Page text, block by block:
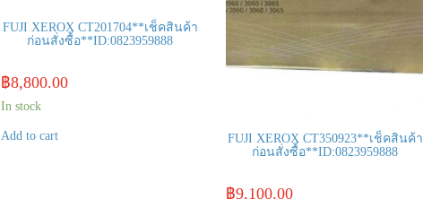
FUJI XEROX CT201704**เช็คสินค้า
ก่อนสั่งซื้อ**ID:0823959888
฿8,800.00
In stock
Add to cart
FUJI XEROX CT350923**เช็คสินค้า
ก่อนสั่งซื้อ**ID:0823959888
฿9,100.00